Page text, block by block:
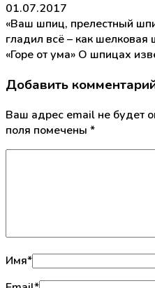
01.07.2017
«Ваш шпиц, прелестный
гладил всё – как шелковая
«Горе от ума» О шпицах
Добавить
Ваш адрес email не будет
поля помечены *
Имя*